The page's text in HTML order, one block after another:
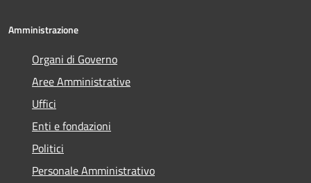
Amministrazione
Organi di Governo
Aree Amministrative
Uffici
Enti e fondazioni
Politici
Personale Amministrativo